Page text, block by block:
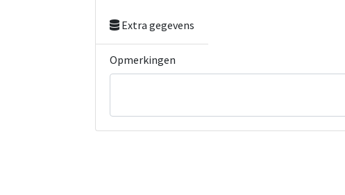
Extra gegevens
Opmerkingen